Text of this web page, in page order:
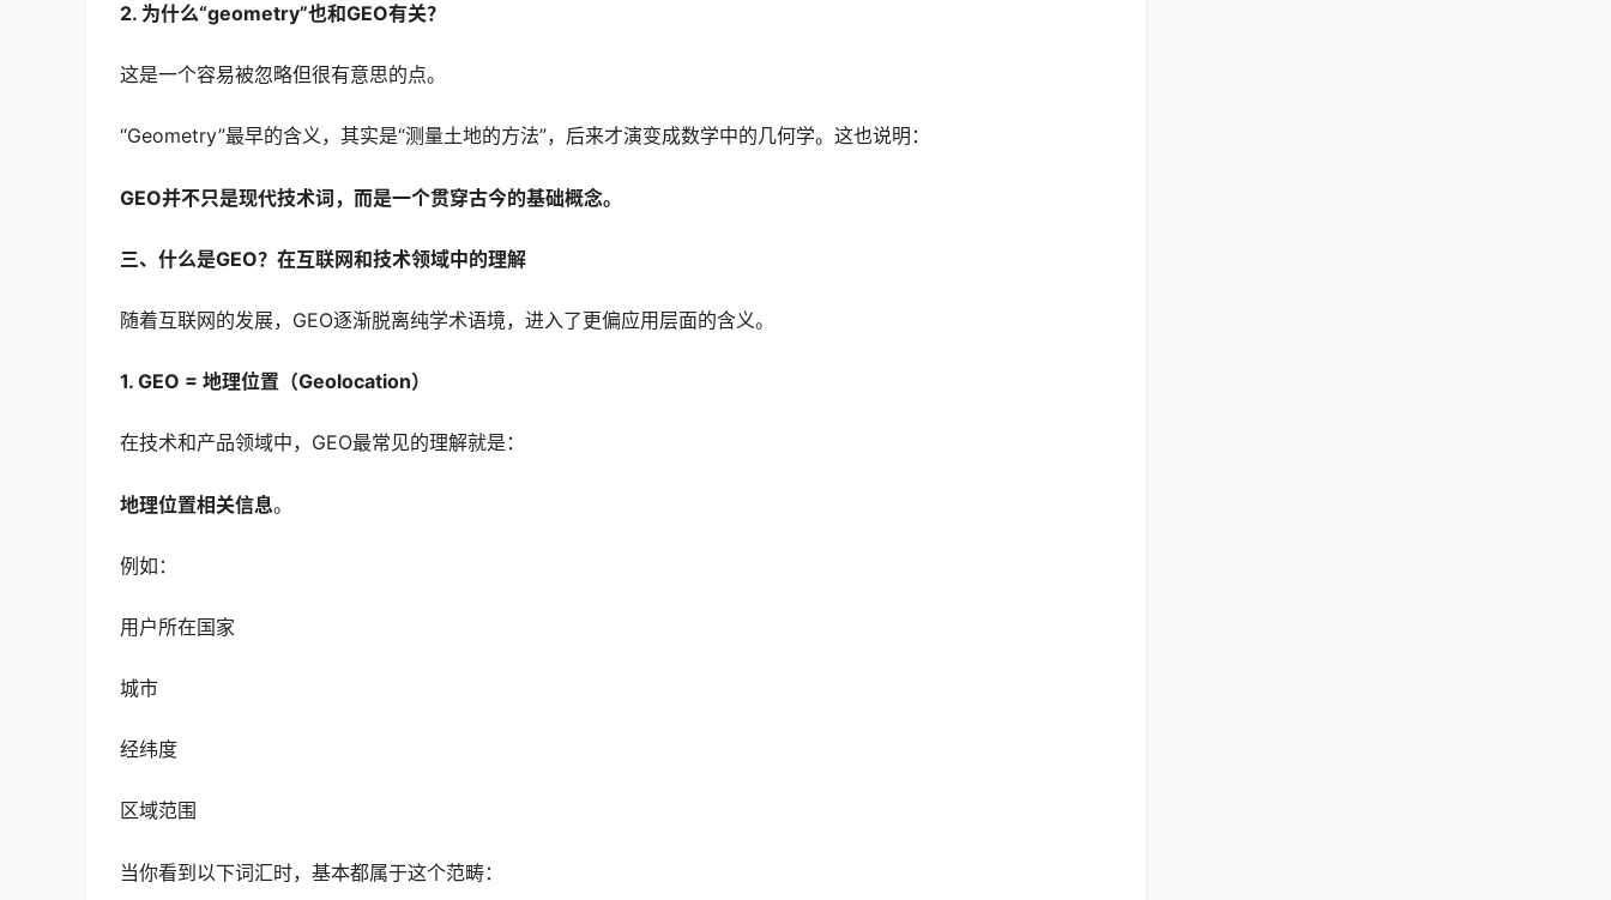
2. 为什么“geometry”也和GEO有关？
这是一个容易被忽略但很有意思的点。
“Geometry”最早的含义，其实是“测量土地的方法”，后来才演变成数学中的几何学。这也说明：
GEO并不只是现代技术词，而是一个贯穿古今的基础概念。
三、什么是GEO？在互联网和技术领域中的理解
随着互联网的发展，GEO逐渐脱离纯学术语境，进入了更偏应用层面的含义。
1. GEO = 地理位置（Geolocation）
在技术和产品领域中，GEO最常见的理解就是：
地理位置相关信息。
例如：
用户所在国家
城市
经纬度
区域范围
当你看到以下词汇时，基本都属于这个范畴：